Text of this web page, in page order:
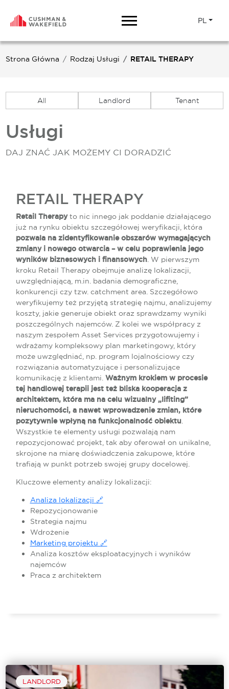
PL
Strona Główna Rodzaj Usługi RETAIL THERAPY
All Landlord Tenant
Usługi
DAJ ZNAĆ JAK MOŻEMY CI DORADZIĆ
RETAIL THERAPY
Retail Therapyto nic innego jak poddanie działającego
już na rynku obiektu szczegółowej weryfikacji, która
pozwala na zidentyfikowanie obszarów wymagających
zmiany i nowego otwarcia – w celu poprawienia jego
wyników biznesowych i finansowych. W pierwszym
kroku Retail Therapy obejmuje analizę lokalizacji,
uwzględniającą, m.in. badania demograficzne,
konkurencji czy tzw. catchment area. Szczegółowo
weryfikujemy też przyjętą strategię najmu, analizujemy
koszty, jakie generuje obiekt oraz sprawdzamy wyniki
poszczególnych najemców. Z kolei we współpracy z
naszym zespołem Asset Services przygotowujemy i
wdrażamy kompleksowy plan marketingowy, który
może uwzględniać, np. program lojalnościowy czy
rozwiązania automatyzujące i personalizujące
komunikację z klientami. Ważnym krokiem w procesie
tej handlowej terapii jest też bliska kooperacja z
architektem, która ma na celu wizualny „lifiting”
nieruchomości, a nawet wprowadzenie zmian, które
pozytywnie wpłyną na funkcjonalność obiektu.
Wszystkie te elementy usługi pozwalają nam
repozycjonować projekt, tak aby oferował on unikalne,
skrojone na miarę doświadczenia zakupowe, które
trafiają w punkt potrzeb swojej grupy docelowej.
Kluczowe elementy analizy lokalizacji:
Analiza lokalizacji 🔗
Repozycjonowanie
Strategia najmu
Wdrożenie
Marketing projektu 🔗
Analiza kosztów eksploatacyjnych i wyników
najemców
Praca z architektem
LANDLORD